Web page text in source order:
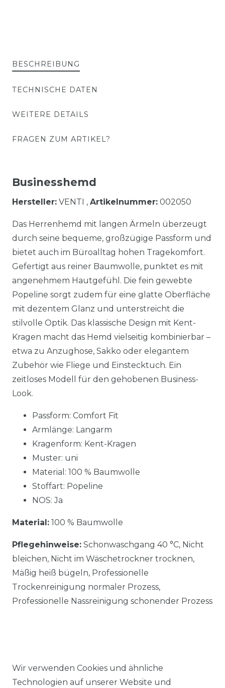
BESCHREIBUNG
TECHNISCHE DATEN
WEITERE DETAILS
FRAGEN ZUM ARTIKEL?
Businesshemd
Hersteller: VENTI , Artikelnummer: 002050
Das Herrenhemd mit langen Ärmeln überzeugt
durch seine bequeme, großzügige Passform und
bietet auch im Büroalltag hohen Tragekomfort.
Gefertigt aus reiner Baumwolle, punktet es mit
angenehmem Hautgefühl. Die fein gewebte
Popeline sorgt zudem für eine glatte Oberfläche
mit dezentem Glanz und unterstreicht die
stilvolle Optik. Das klassische Design mit Kent-
Kragen macht das Hemd vielseitig kombinierbar –
etwa zu Anzughose, Sakko oder elegantem
Zubehör wie Fliege und Einstecktuch. Ein
zeitloses Modell für den gehobenen Business-
Look.
Passform: Comfort Fit
Armlänge: Langarm
Kragenform: Kent-Kragen
Muster: uni
Material: 100 % Baumwolle
Stoffart: Popeline
NOS: Ja
Material: 100 % Baumwolle
Pflegehinweise: Schonwaschgang 40 °C, Nicht
bleichen, Nicht im Wäschetrockner trocknen,
Mäßig heiß bügeln, Professionelle
Trockenreinigung normaler Prozess,
Professionelle Nassreinigung schonender Prozess
Ähnlicher Artikel
Wir verwenden Cookies und ähnliche
Technologien auf unserer Website und